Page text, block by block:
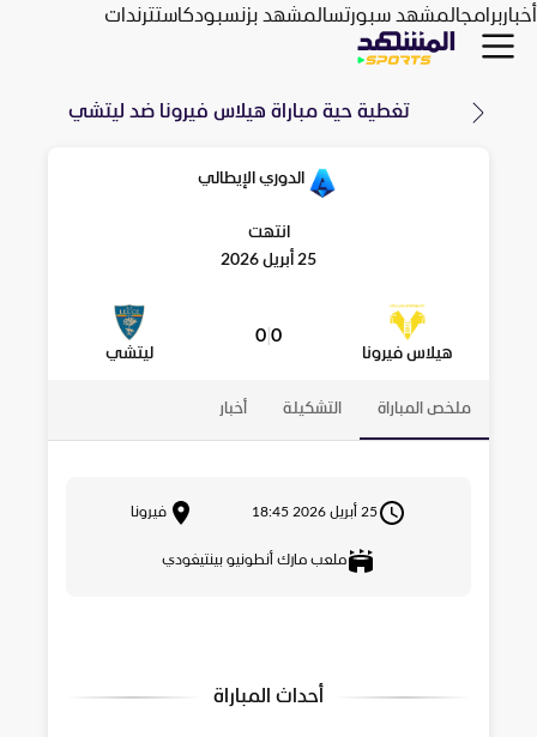
أخباربرامجالمشهد سبورتسالمشهد بزنسبودكاستترندات
تغطية حية مباراة هيلاس فيرونا ضد ليتشي
الدوري الإيطالي
انتهت
25 أبريل 2026
هيلاس فيرونا
0
0
ليتشي
ملخص المباراة التشكيلة أخبار
25 أبريل 2026 18:45 فيرونا
ملعب مارك أنطونيو بينتيغودي
أحداث المباراة